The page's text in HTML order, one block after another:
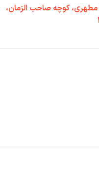
مطهری، کوچه صاحب الزمان،